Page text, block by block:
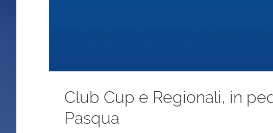
Club Cup e Regionali, in
Pasqua